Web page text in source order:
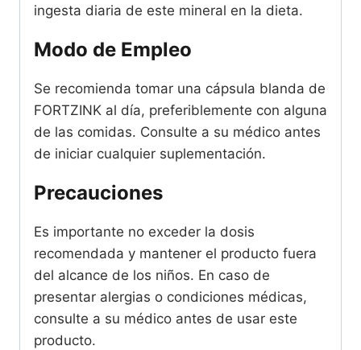
ingesta diaria de este mineral en la dieta.
Modo de Empleo
Se recomienda tomar una cápsula blanda de
FORTZINK al día, preferiblemente con alguna
de las comidas. Consulte a su médico antes
de iniciar cualquier suplementación.
Precauciones
Es importante no exceder la dosis
recomendada y mantener el producto fuera
del alcance de los niños. En caso de
presentar alergias o condiciones médicas,
consulte a su médico antes de usar este
producto.